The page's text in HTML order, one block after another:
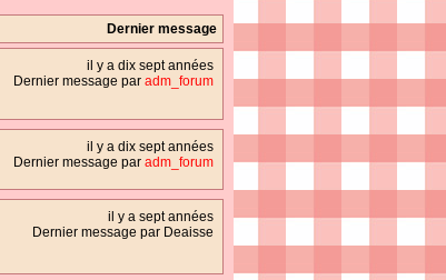
Dernier message
il y a dix sept années
Dernier message par adm_forum
il y a dix sept années
Dernier message par adm_forum
il y a sept années
Dernier message par Deaisse